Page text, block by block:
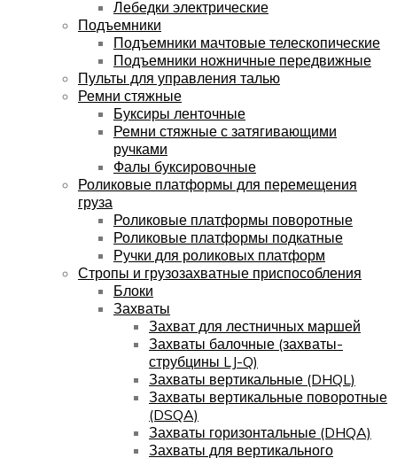
Лебедки электрические
Подъемники
Подъемники мачтовые телескопические
Подъемники ножничные передвижные
Пульты для управления талью
Ремни стяжные
Буксиры ленточные
Ремни стяжные с затягивающими
ручками
Фалы буксировочные
Роликовые платформы для перемещения
груза
Роликовые платформы поворотные
Роликовые платформы подкатные
Ручки для роликовых платформ
Стропы и грузозахватные приспособления
Блоки
Захваты
Захват для лестничных маршей
Захваты балочные (захваты-
струбцины LJ-Q)
Захваты вертикальные (DHQL)
Захваты вертикальные поворотные
(DSQA)
Захваты горизонтальные (DHQA)
Захваты для вертикального